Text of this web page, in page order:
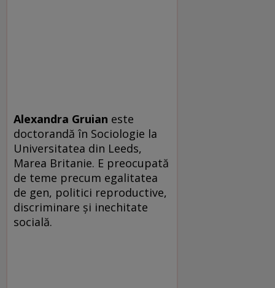
Alexandra Gruian este
doctorandă în Sociologie la
Universitatea din Leeds,
Marea Britanie. E preocupată
de teme precum egalitatea
de gen, politici reproductive,
discriminare şi inechitate
socială.